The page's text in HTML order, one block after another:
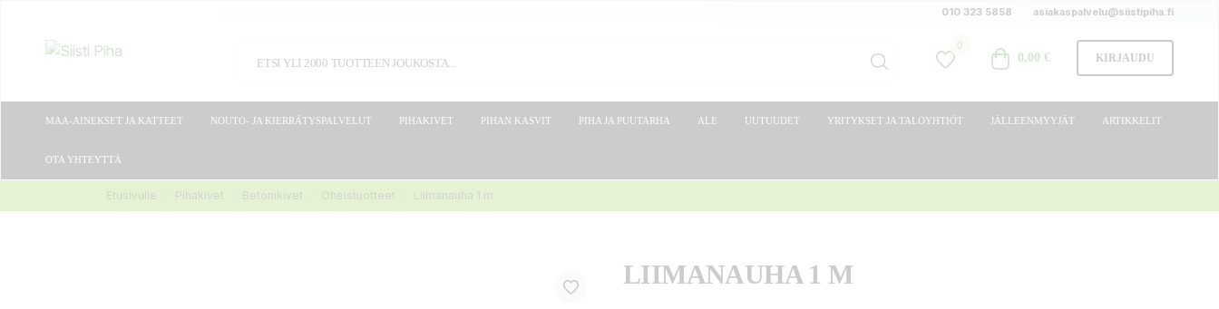
010 323 5858 asiakaspalvelu@siistipiha.fi
0
0,00 € KIRJAUDU
MAA-AINEKSET JA KATTEET NOUTO- JA KIERRÄTYSPALVELUT PIHAKIVET PIHAN KASVIT PIHA JA PUUTARHA ALE UUTUUDET YRITYKSET JA TALOYHTIÖT JÄLLEENMYYJÄT ARTIKKELIT
OTA YHTEYTTÄ
Etusivulle Pihakivet Betonikivet Oheistuotteet Liimanauha 1 m
LIIMANAUHA 1 M